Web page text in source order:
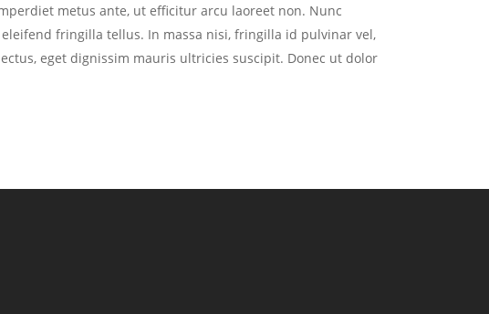
metus ante, ut efficitur arcu laoreet non. Nunc
fringilla tellus. In massa nisi, fringilla id pulvinar vel,
eget dignissim mauris ultricies suscipit. Donec ut dolor